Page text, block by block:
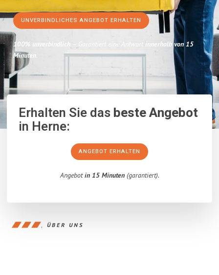
UNVERBINDLICHES ANGEBOT ERHALTEN
100% unverbindlich – Garantiert eine Antwort innerhalb von 15
Minuten.
Erhalten Sie dasbeste Angebot
in Herne:
ANGEBOT ERHALTEN
Angebotin 15 Minuten(garantiert).
ÜBER UNS